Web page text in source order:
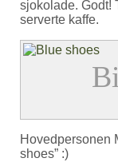
sjokolade. Godt!
serverte kaffe.
Hovedpersonen
shoes” :)